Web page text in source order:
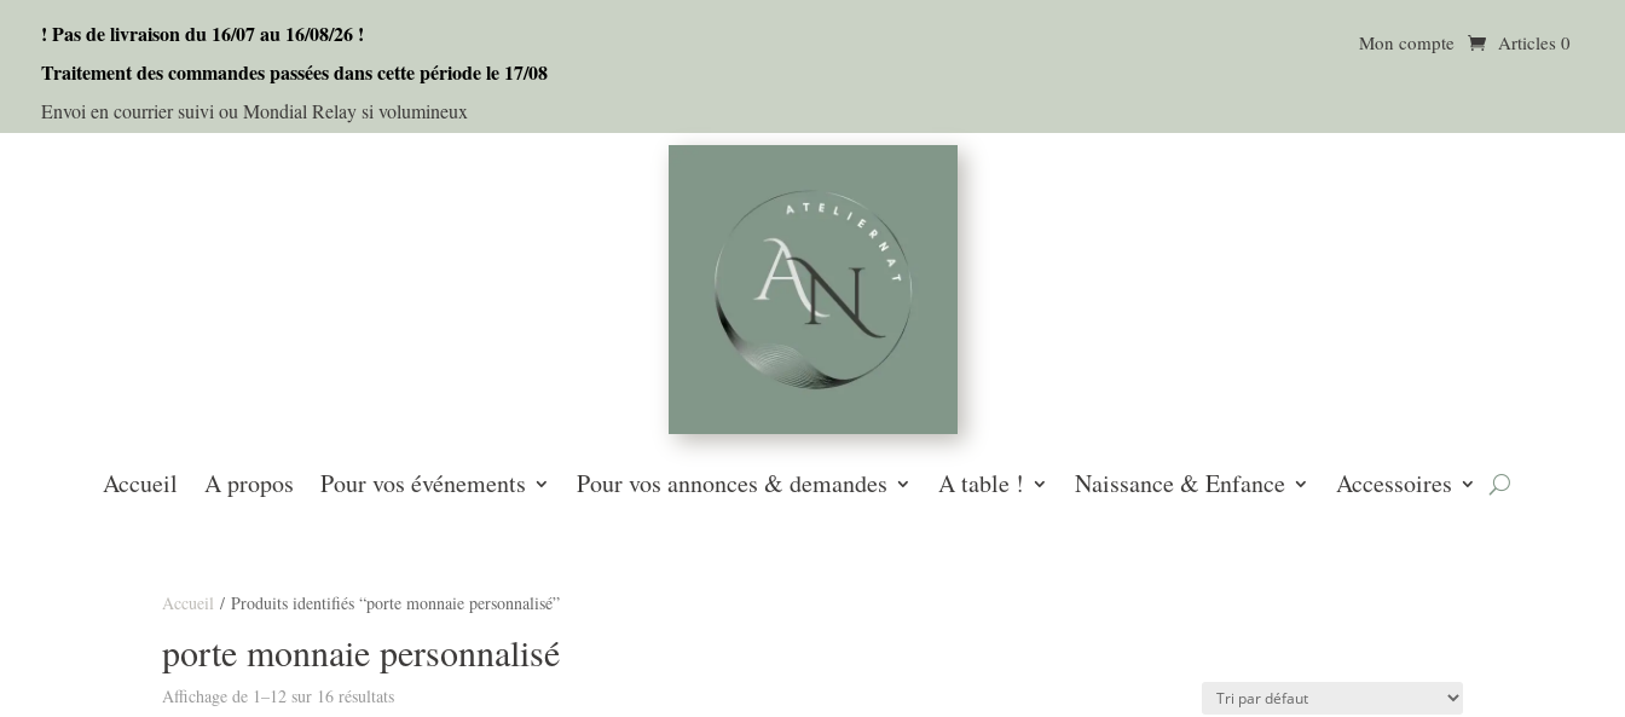
! Pas de livraison du 16/07 au 16/08/26 !
Traitement des commandes passées dans cette période le 17/08
Envoi en courrier suivi ou Mondial Relay si volumineux
Mon compte Articles 0
Accueil A propos Pour vos événements Pour vos annonces & demandes A table ! Naissance & Enfance Accessoires
Accueil / Produits identifiés “porte monnaie personnalisé”
porte monnaie personnalisé
Affichage de 1–12 sur 16 résultats